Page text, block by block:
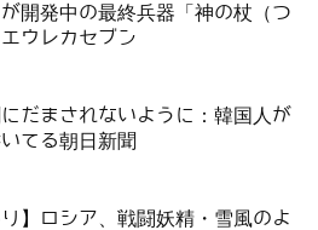
開発中の最終兵器「神の杖（つ
ウレカセブン
だまされないように：韓国人が
てる朝日新聞
り】ロシア、戦闘妖精・雪風のよ